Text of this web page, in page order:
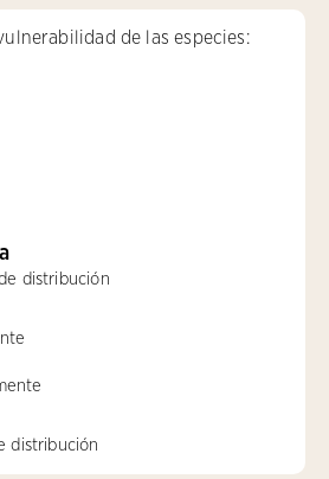
de las especies:
distribución
distribución